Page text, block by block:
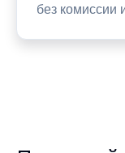
без комиссии